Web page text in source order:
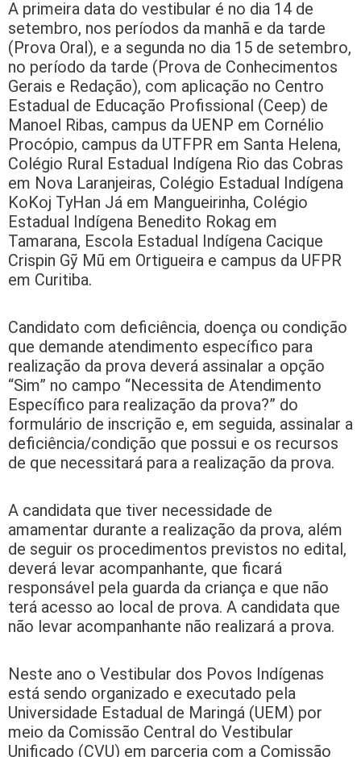
A primeira data do vestibular é no dia 14 de
setembro, nos períodos da manhã e da tarde
(Prova Oral), e a segunda no dia 15 de setembro,
no período da tarde (Prova de Conhecimentos
Gerais e Redação), com aplicação no Centro
Estadual de Educação Profissional (Ceep) de
Manoel Ribas, campus da UENP em Cornélio
Procópio, campus da UTFPR em Santa Helena,
Colégio Rural Estadual Indígena Rio das Cobras
em Nova Laranjeiras, Colégio Estadual Indígena
KoKoj TyHan Já em Mangueirinha, Colégio
Estadual Indígena Benedito Rokag em
Tamarana, Escola Estadual Indígena Cacique
Crispin Gỹ Mũ em Ortigueira e campus da UFPR
em Curitiba.
Candidato com deficiência, doença ou condição
que demande atendimento específico para
realização da prova deverá assinalar a opção
“Sim” no campo “Necessita de Atendimento
Específico para realização da prova?” do
formulário de inscrição e, em seguida, assinalar a
deficiência/condição que possui e os recursos
de que necessitará para a realização da prova.
A candidata que tiver necessidade de
amamentar durante a realização da prova, além
de seguir os procedimentos previstos no edital,
deverá levar acompanhante, que ficará
responsável pela guarda da criança e que não
terá acesso ao local de prova. A candidata que
não levar acompanhante não realizará a prova.
Neste ano o Vestibular dos Povos Indígenas
está sendo organizado e executado pela
Universidade Estadual de Maringá (UEM) por
meio da Comissão Central do Vestibular
Unificado (CVU) em parceria com a Comissão